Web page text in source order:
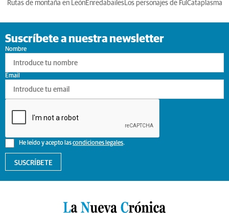
Rutas de montaña en LeónEnredabailesLos personajes de Ful Cataplasma
Suscríbete a nuestra newsletter
Nombre
He leído y acepto lascondiciones legales.
Email
SUSCRÍBETE